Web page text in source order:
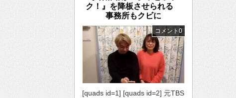
ク！』を降板させられる
事務所もクビに
コメント0
[quads id=1] [quads id=2] 元TBS